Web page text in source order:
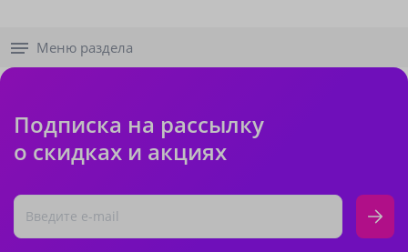
Меню раздела
Подписка на рассылку
о скидках и акциях